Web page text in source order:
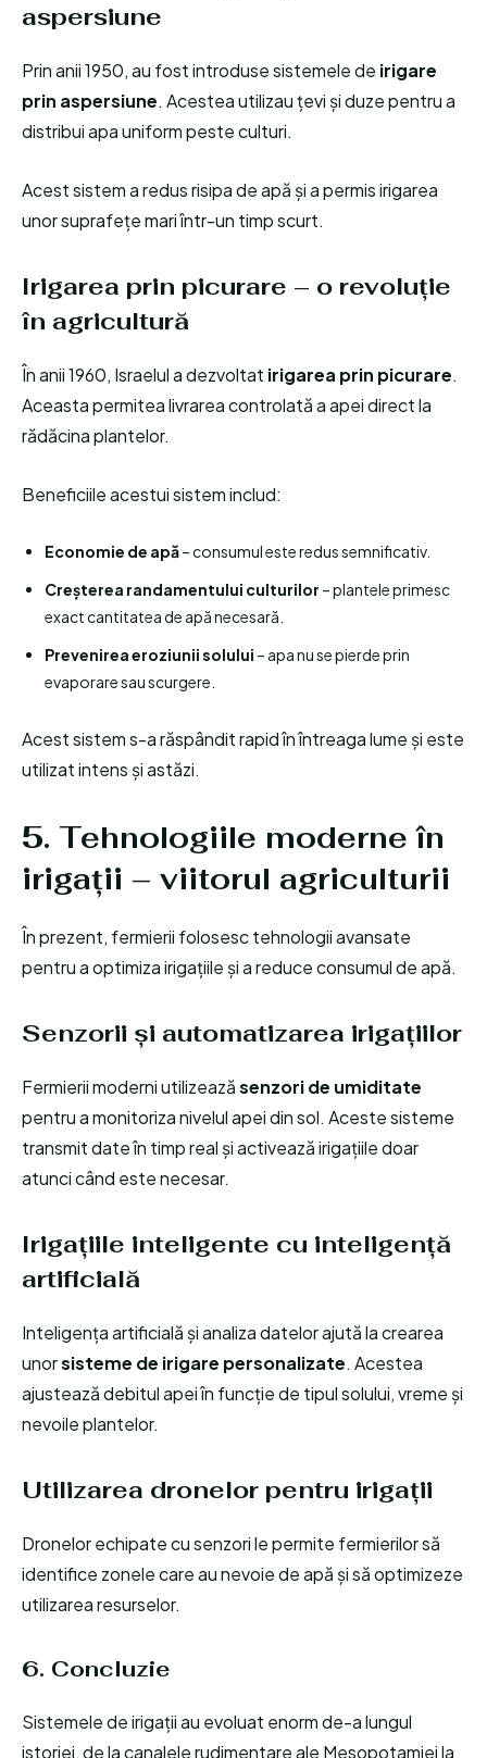
aspersiune
Prin anii 1950, au fost introduse sistemele de irigare
prin aspersiune. Acestea utilizau țevi și duze pentru a
distribui apa uniform peste culturi.
Acest sistem a redus risipa de apă și a permis irigarea
unor suprafețe mari într-un timp scurt.
Irigarea prin picurare – o revoluție
în agricultură
În anii 1960, Israelul a dezvoltat irigarea prin picurare.
Aceasta permitea livrarea controlată a apei direct la
rădăcina plantelor.
Beneficiile acestui sistem includ:
Economie de apă– consumul este redus semnificativ.
Creșterea randamentului culturilor – plantele primesc
exact cantitatea de apă necesară.
Prevenirea eroziunii solului – apa nu se pierde prin
evaporare sau scurgere.
Acest sistem s-a răspândit rapid în întreaga lume și este
utilizat intens și astăzi.
5. Tehnologiile moderne în
irigații – viitorul agriculturii
În prezent, fermierii folosesc tehnologii avansate
pentru a optimiza irigațiile și a reduce consumul de apă.
Senzorii și automatizarea irigațiilor
Fermierii moderni utilizeazăsenzori de umiditate
pentru a monitoriza nivelul apei din sol. Aceste sisteme
transmit date în timp real și activează irigațiile doar
atunci când este necesar.
Irigațiile inteligente cu inteligență
artificială
Inteligența artificială și analiza datelor ajută la crearea
unorsisteme de irigare personalizate. Acestea
ajustează debitul apei în funcție de tipul solului, vreme și
nevoile plantelor.
Utilizarea dronelor pentru irigații
Dronelor echipate cu senzori le permite fermierilor să
identifice zonele care au nevoie de apă și să optimizeze
utilizarea resurselor.
6. Concluzie
Sistemele de irigații au evoluat enorm de-a lungul
istoriei, de la canalele rudimentare ale Mesopotamiei la